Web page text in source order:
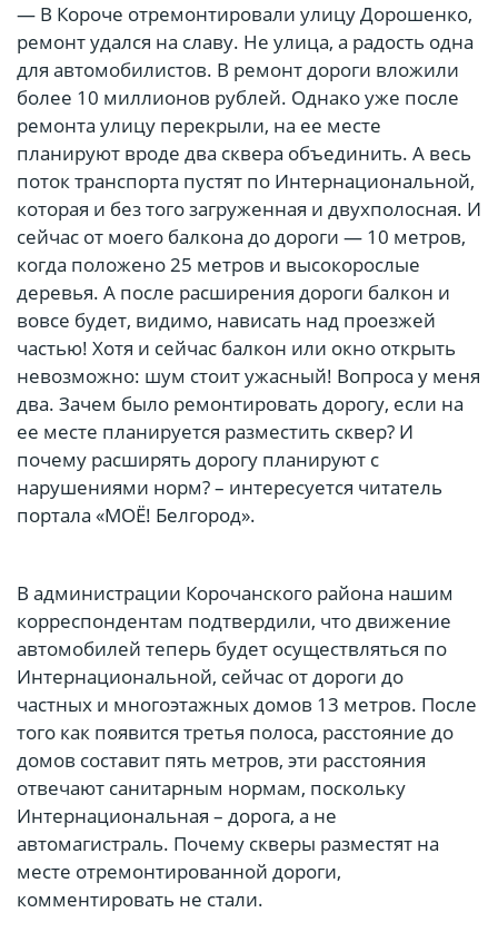
— В Короче отремонтировали улицу Дорошенко,
ремонт удался на славу. Не улица, а радость одна
для автомобилистов. В ремонт дороги вложили
более 10 миллионов рублей. Однако уже после
ремонта улицу перекрыли, на ее месте
планируют вроде два сквера объединить. А весь
поток транспорта пустят по Интернациональной,
которая и без того загруженная и двухполосная. И
сейчас от моего балкона до дороги — 10 метров,
когда положено 25 метров и высокорослые
деревья. А после расширения дороги балкон и
вовсе будет, видимо, нависать над проезжей
частью! Хотя и сейчас балкон или окно открыть
невозможно: шум стоит ужасный! Вопроса у меня
два. Зачем было ремонтировать дорогу, если на
ее месте планируется разместить сквер? И
почему расширять дорогу планируют с
нарушениями норм? – интересуется читатель
портала «МОЁ! Белгород».
В администрации Корочанского района нашим
корреспондентам подтвердили, что движение
автомобилей теперь будет осуществляться по
Интернациональной, сейчас от дороги до
частных и многоэтажных домов 13 метров. После
того как появится третья полоса, расстояние до
домов составит пять метров, эти расстояния
отвечают санитарным нормам, поскольку
Интернациональная – дорога, а не
автомагистраль. Почему скверы разместят на
месте отремонтированной дороги,
комментировать не стали.